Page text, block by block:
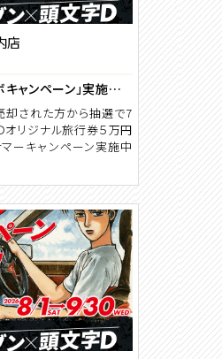
店
「頭文字Dコラボキャンペーン」実施中！！！
れた方から抽選で7
オリジナル旅行券５万円
マーキャンペーン実施中